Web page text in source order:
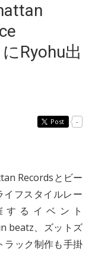
Ryohu出
Post -
Recordsとビー
イフスタイルレー
するイベント
beatz、ズットズ
ラック制作も手掛